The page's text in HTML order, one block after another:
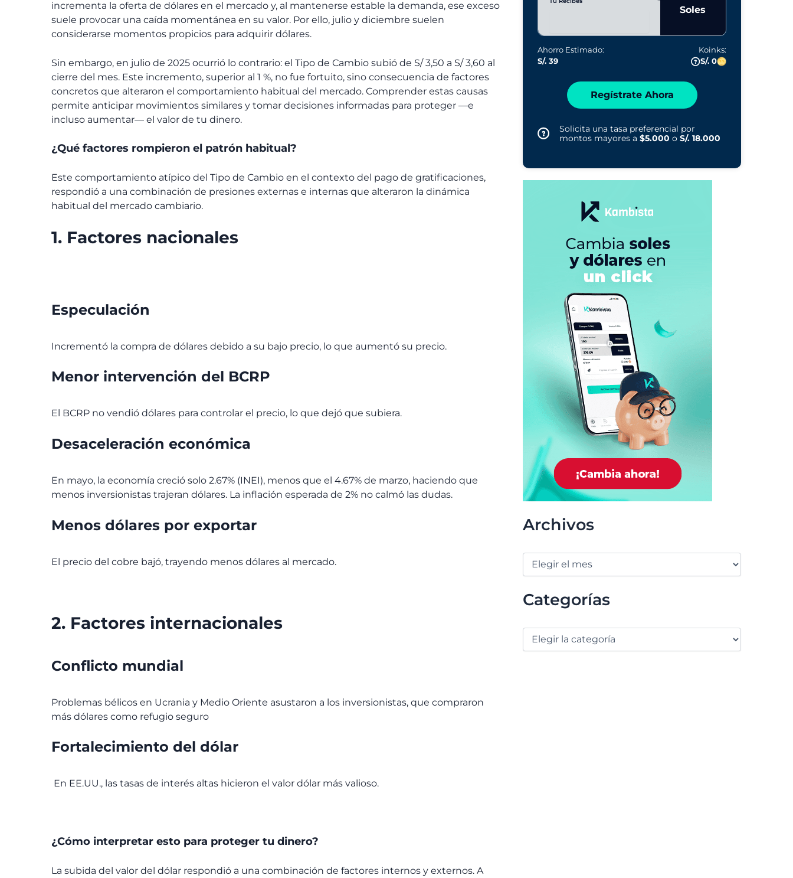
incrementa la oferta de dólares en el mercado y, al mantenerse estable la demanda, ese exceso
suele provocar una caída momentánea en su valor. Por ello, julio y diciembre suelen
considerarse momentos propicios para adquirir dólares.
Sin embargo, en julio de 2025 ocurrió lo contrario: el Tipo de Cambio subió de S/ 3,50 a S/ 3,60 al
cierre del mes. Este incremento, superior al 1 %, no fue fortuito, sino consecuencia de factores
concretos que alteraron el comportamiento habitual del mercado. Comprender estas causas
permite anticipar movimientos similares y tomar decisiones informadas para proteger —e
incluso aumentar— el valor de tu dinero.
¿Qué factores rompieron el patrón habitual?
Este comportamiento atípico del Tipo de Cambio en el contexto del pago de gratificaciones,
respondió a una combinación de presiones externas e internas que alteraron la dinámica
habitual del mercado cambiario.
1. Factores nacionales
Especulación
Incrementó la compra de dólares debido a su bajo precio, lo que aumentó su precio.
Menor intervención del BCRP
El BCRP no vendió dólares para controlar el precio, lo que dejó que subiera.
Desaceleración económica
En mayo, la economía creció solo 2.67% (INEI), menos que el 4.67% de marzo, haciendo que
menos inversionistas trajeran dólares. La inflación esperada de 2% no calmó las dudas.
Menos dólares por exportar
El precio del cobre bajó, trayendo menos dólares al mercado.
2. Factores internacionales
Conflicto mundial
Problemas bélicos en Ucrania y Medio Oriente asustaron a los inversionistas, que compraron
más dólares como refugio seguro
Fortalecimiento del dólar
En EE.UU., las tasas de interés altas hicieron el valor dólar más valioso.
¿Cómo interpretar esto para proteger tu dinero?
La subida del valor del dólar respondió a una combinación de factores internos y externos. A
Soles
Ahorro Estimado:
S/. 39
Koinks:
S/. 0
Regístrate Ahora
Solicita una tasa preferencial por
montos mayores a $5.000 o S/. 18.000
Archivos
Categorías